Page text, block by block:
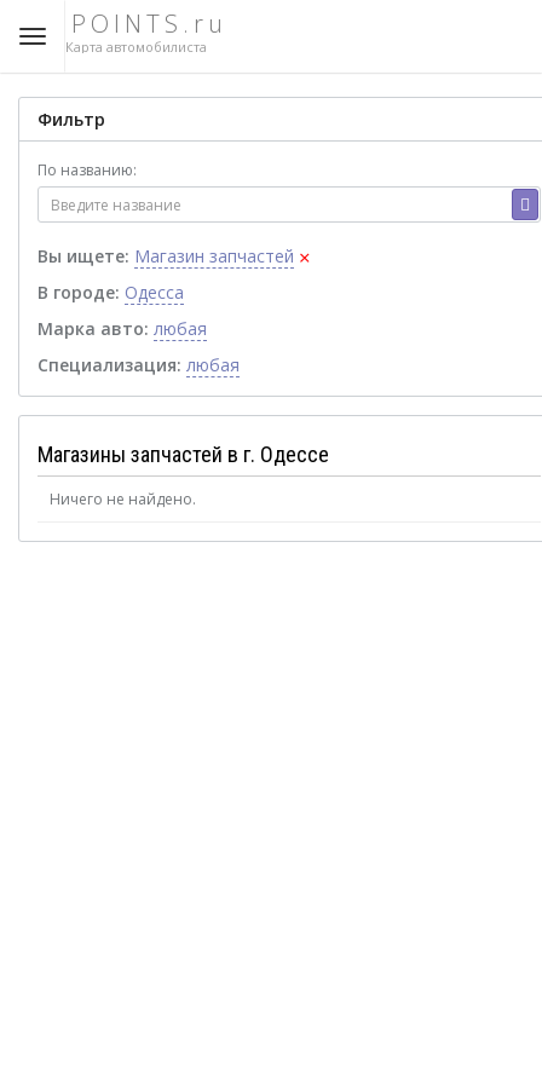
POINTS.ru
Карта автомобилиста
Фильтр
По названию:
Вы ищете: Магазин запчастей ×
В городе: Одесса
Марка авто: любая
Специализация: любая
Магазины запчастей в г. Одессе
Ничего не найдено.